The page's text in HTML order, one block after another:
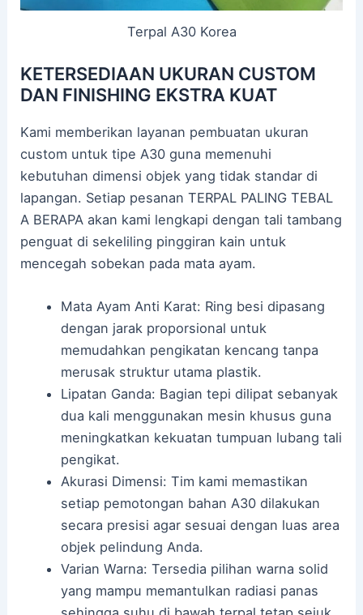
Terpal A30 Korea
KETERSEDIAAN UKURAN CUSTOM
DAN FINISHING EKSTRA KUAT
Kami memberikan layanan pembuatan ukuran
custom untuk tipe A30 guna memenuhi
kebutuhan dimensi objek yang tidak standar di
lapangan. Setiap pesanan TERPAL PALING TEBAL
A BERAPA akan kami lengkapi dengan tali tambang
penguat di sekeliling pinggiran kain untuk
mencegah sobekan pada mata ayam.
Mata Ayam Anti Karat: Ring besi dipasang
dengan jarak proporsional untuk
memudahkan pengikatan kencang tanpa
merusak struktur utama plastik.
Lipatan Ganda: Bagian tepi dilipat sebanyak
dua kali menggunakan mesin khusus guna
meningkatkan kekuatan tumpuan lubang tali
pengikat.
Akurasi Dimensi: Tim kami memastikan
setiap pemotongan bahan A30 dilakukan
secara presisi agar sesuai dengan luas area
objek pelindung Anda.
Varian Warna: Tersedia pilihan warna solid
yang mampu memantulkan radiasi panas